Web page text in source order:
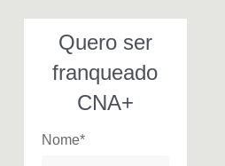
Quero ser
franqueado
CNA+
Nome*